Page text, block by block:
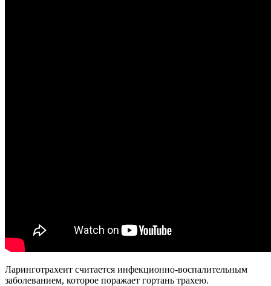
Ларинготрахеит считается инфекционно-воспалительным
заболеванием, которое поражает гортань трахею.